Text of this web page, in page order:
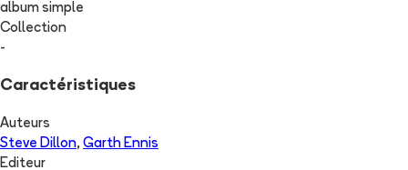
album simple
Collection
-
Caractéristiques
Auteurs
Steve Dillon, Garth Ennis
Editeur